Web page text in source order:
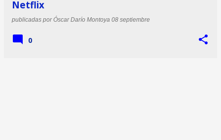
Netflix
publicadas porÓscar Darío Montoya 08 septiembre
0